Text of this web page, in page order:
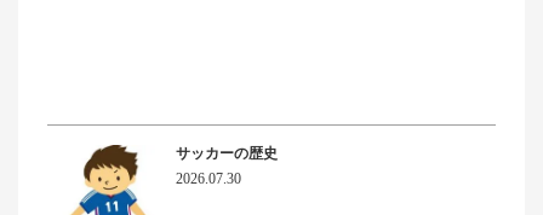
サッカーの歴史
2026.07.30